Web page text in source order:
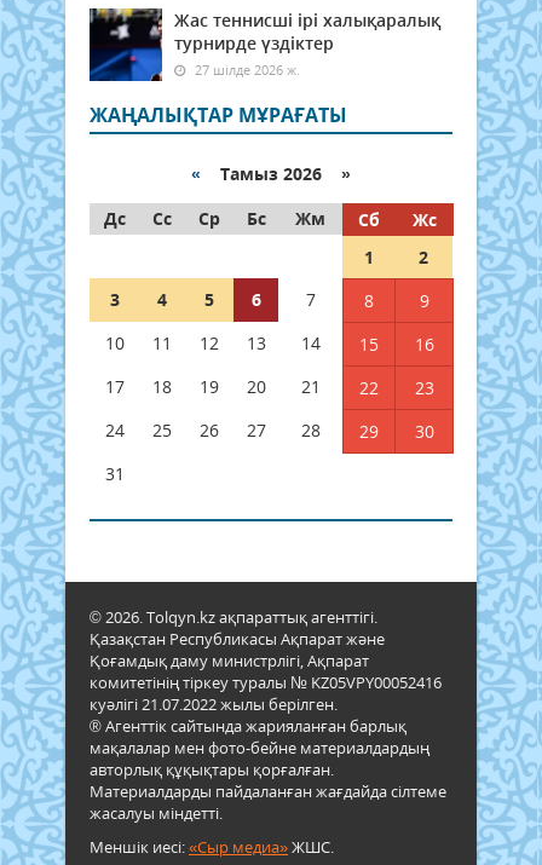
Жас теннисші ірі халықаралық
турнирде үздіктер
27 шілде 2026 ж.
ЖАҢАЛЫҚТАР МҰРАҒАТЫ
« Тамыз 2026 »
Дс
Сс Ср Бс Жм Сб
Жс
1
2
3
4 5 6 7 8
9
10
11 12 13 14 15
16
17
18 19 20 21 22
23
24
25 26 27 28 29
30
31
© 2026. Tolqyn.kz ақпараттық агенттігі.
Қазақстан Республикасы Ақпарат және
Қоғамдық даму министрлігі, Ақпарат
комитетінің тіркеу туралы № KZ05VPY00052416
куәлігі 21.07.2022 жылы берілген.
® Агенттік сайтында жарияланған барлық
мақалалар мен фото-бейне материалдардың
авторлық құқықтары қорғалған.
Материалдарды пайдаланған жағдайда сілтеме
жасалуы міндетті.
Меншік иесі:«Сыр медиа»ЖШС.